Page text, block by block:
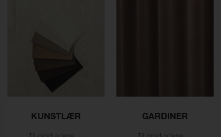
KUNSTLÆR GARDINER